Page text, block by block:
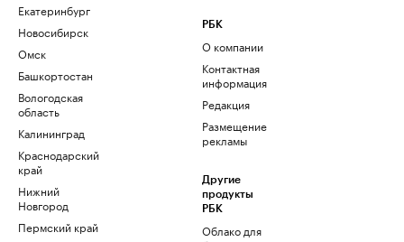
Екатеринбург
Новосибирск
Омск
Башкортостан
Вологодская
область
Калининград
Краснодарский
край
Нижний
Новгород
Пермский край
РБК
О компании
Контактная
информация
Редакция
Размещение
рекламы
Другие
продукты
РБК
Облако для